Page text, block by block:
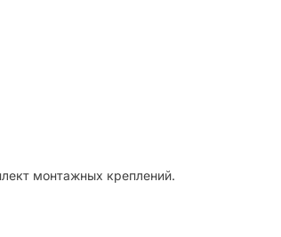
монтажных креплений.